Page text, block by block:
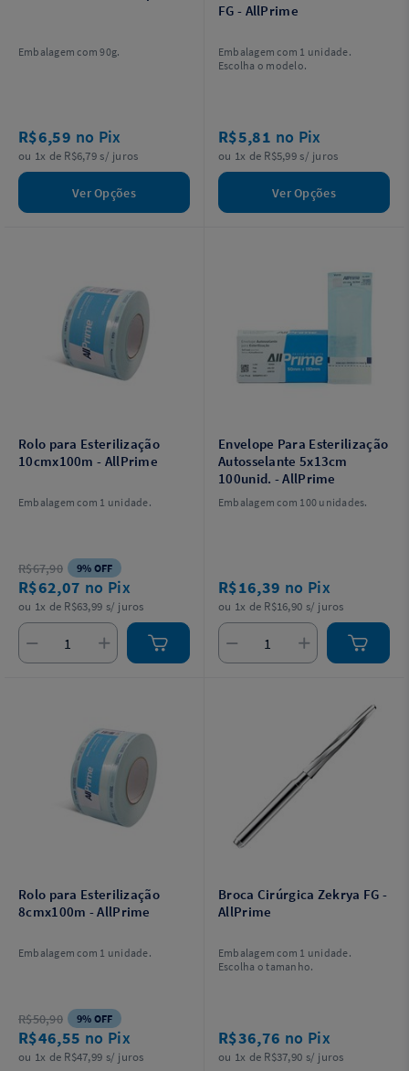
Embalagem com 90g.
R$6,59 no Pix
ou 1x de R$6,79 s/ juros
Ver Opções
FG - AllPrime
Embalagem com 1 unidade.
Escolha o modelo.
R$5,81 no Pix
ou 1x de R$5,99 s/ juros
Ver Opções
Rolo para Esterilização
10cmx100m - AllPrime
Embalagem com 1 unidade.
R$67,90 9% OFF
R$62,07 no Pix
ou 1x de R$63,99 s/ juros
Envelope Para Esterilização
Autosselante 5x13cm
100unid. - AllPrime
Embalagem com 100 unidades.
R$16,39 no Pix
ou 1x de R$16,90 s/ juros
Rolo para Esterilização
8cmx100m - AllPrime
Embalagem com 1 unidade.
R$50,90 9% OFF
R$46,55 no Pix
ou 1x de R$47,99 s/ juros
Broca Cirúrgica Zekrya FG -
AllPrime
Embalagem com 1 unidade.
Escolha o tamanho.
R$36,76 no Pix
ou 1x de R$37,90 s/ juros